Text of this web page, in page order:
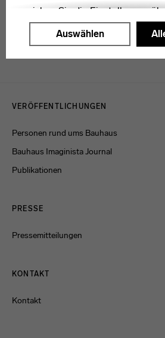
erreichen Sie die Einstellungen
"Auswählen".
Auswählen
VERÖFFENTLICHUNGEN
Personen rund ums Bauhaus
Bauhaus Imaginista Journal
Publikationen
PRESSE
Pressemitteilungen
KONTAKT
Kontakt